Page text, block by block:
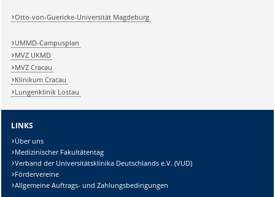
Otto-von-Guericke-Universität Magdeburg
UMMD-Campusplan
MVZ UKMD
MVZ Cracau
Klinikum Cracau
Lungenklinik Lostau
LINKS
Über uns
Medizinischer Fakultätentag
Verband der Universitätsklinika Deutschlands e.V. (VUD)
Fördervereine
Allgemeine Auftrags- und Zahlungsbedingungen